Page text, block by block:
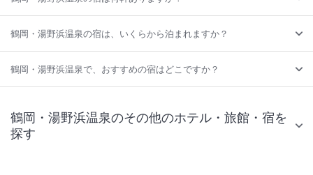
鶴岡・湯野浜温泉の宿は、いくらから泊まれますか？
鶴岡・湯野浜温泉で、おすすめの宿はどこですか？
鶴岡・湯野浜温泉のその他のホテル・旅館・宿を
探す